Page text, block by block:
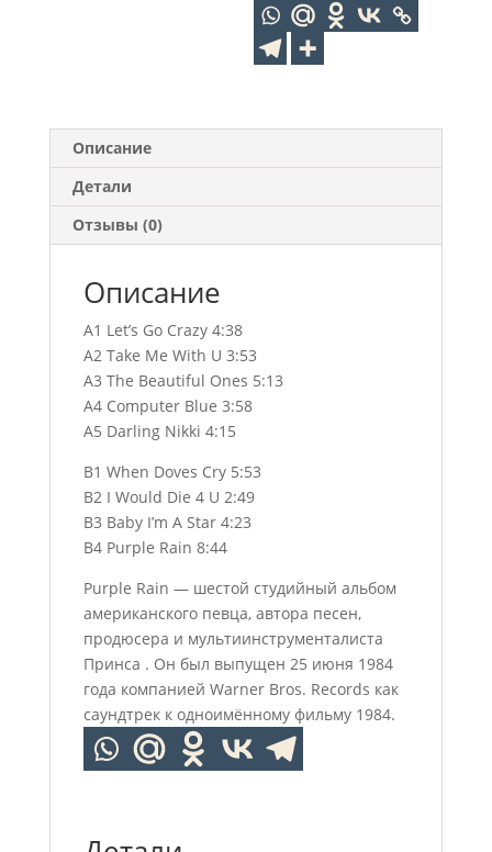
Описание
Детали
Отзывы (0)
Описание
A1 Let’s Go Crazy 4:38
A2 Take Me With U 3:53
A3 The Beautiful Ones 5:13
A4 Computer Blue 3:58
A5 Darling Nikki 4:15
B1 When Doves Cry 5:53
B2 I Would Die 4 U 2:49
B3 Baby I’m A Star 4:23
B4 Purple Rain 8:44
Purple Rain — шестой студийный альбом
американского певца, автора песен,
продюсера и мультиинструменталиста
Принса . Он был выпущен 25 июня 1984
года компанией Warner Bros. Records как
саундтрек к одноимённому фильму 1984.